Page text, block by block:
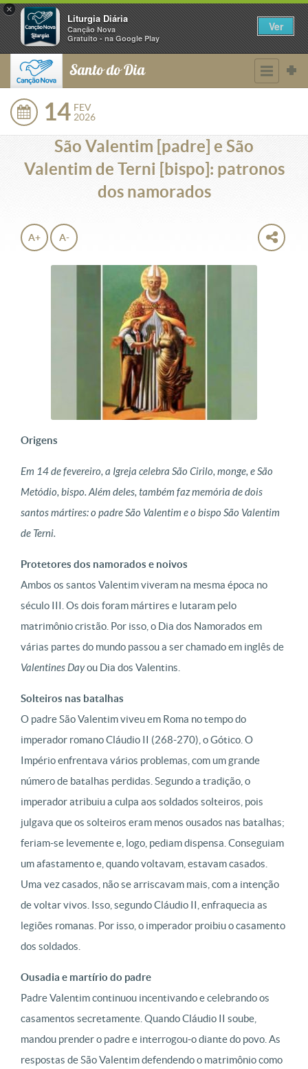
×
Liturgia Diária
Canção Nova
Gratuito - na Google Play
Ver
Santo do Dia
14 FEV
2026
São Valentim [padre] e São
Valentim de Terni [bispo]: patronos
dos namorados
A+ A-
Origens
Em 14 de fevereiro, a Igreja celebra São Cirilo, monge, e São
Metódio, bispo. Além deles, também faz memória de dois
santos mártires: o padre São Valentim e o bispo São Valentim
de Terni.
Protetores dos namorados e noivos
Ambos os santos Valentim viveram na mesma época no
século III. Os dois foram mártires e lutaram pelo
matrimônio cristão. Por isso, o Dia dos Namorados em
várias partes do mundo passou a ser chamado em inglês de
Valentines Dayou Dia dos Valentins.
Solteiros nas batalhas
O padre São Valentim viveu em Roma no tempo do
imperador romano Cláudio II (268-270), o Gótico. O
Império enfrentava vários problemas, com um grande
número de batalhas perdidas. Segundo a tradição, o
imperador atribuiu a culpa aos soldados solteiros, pois
julgava que os solteiros eram menos ousados nas batalhas;
feriam-se levemente e, logo, pediam dispensa. Conseguiam
um afastamento e, quando voltavam, estavam casados.
Uma vez casados, não se arriscavam mais, com a intenção
de voltar vivos. Isso, segundo Cláudio II, enfraquecia as
legiões romanas. Por isso, o imperador proibiu o casamento
dos soldados.
Ousadia e martírio do padre
Padre Valentim continuou incentivando e celebrando os
casamentos secretamente. Quando Cláudio II soube,
mandou prender o padre e interrogou-o diante do povo. As
respostas de São Valentim defendendo o matrimônio como